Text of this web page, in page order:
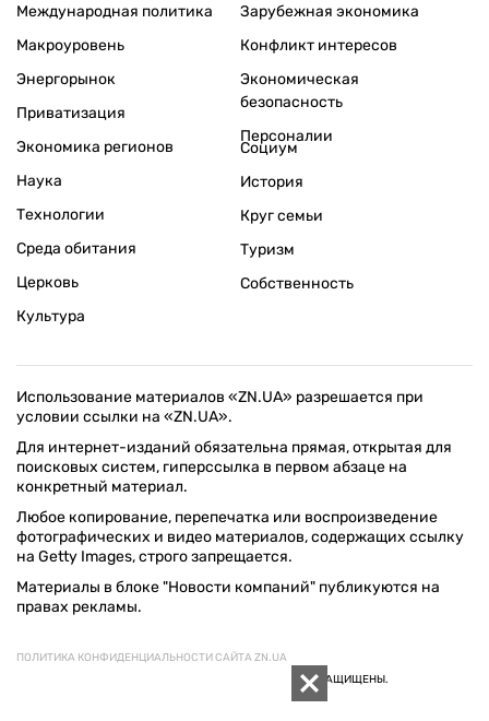
Международная политика
Макроуровень
Энергорынок
Приватизация
Экономика регионов
Зарубежная экономика
Конфликт интересов
Экономическая
безопасность
Персоналии
Наука
Технологии
Среда обитания
Церковь
Культура
Социум
История
Круг семьи
Туризм
Собственность
Использование материалов «ZN.UA» разрешается при
условии ссылки на «ZN.UA».
Для интернет-изданий обязательна прямая, открытая для
поисковых систем, гиперссылка в первом абзаце на
конкретный материал.
Любое копирование, перепечатка или воспроизведение
фотографических и видео материалов, содержащих ссылку
на Getty Images, строго запрещается.
Материалы в блоке "Новости компаний" публикуются на
правах рекламы.
ПОЛИТИКА КОНФИДЕНЦИАЛЬНОСТИ САЙТА ZN.UA
© 1994–2026 «ЗЕРКАЛО НЕДЕЛИ. УКРАИНА». ВСЕ ПРАВА ЗАЩИЩЕНЫ.